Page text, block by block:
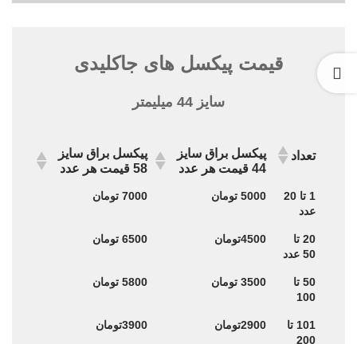
قیمت پیکسل های جاکلیدی
سایز 44 میلیمتر
تعداد
پیکسل براق سایز
44 قیمت هر عدد
پیکسل براق سایز
58 قیمت هر عدد
تعداد
پیکسل براق سایز
پیکسل براق سایز
1 تا 20
عدد
5000 تومان 7000 تومان
20 تا
50 عدد
4500تومان 6500 تومان
50 تا
100
3500 تومان 5800 تومان
101 تا
200
2900تومان 3900تومان